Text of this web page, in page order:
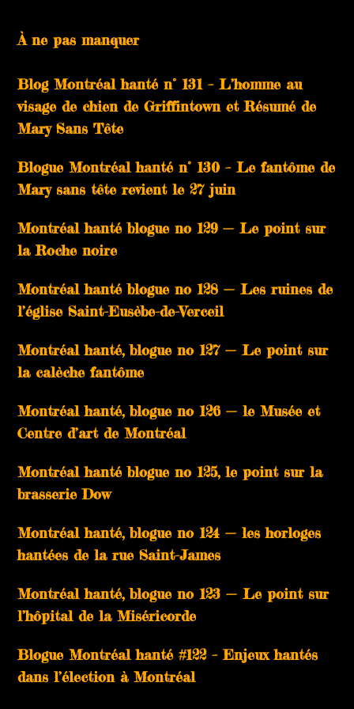
À ne pas manquer
Blog Montréal hanté n° 131 – L’homme au
visage de chien de Griffintown et Résumé de
Mary Sans Tête
Blogue Montréal hanté n° 130 – Le fantôme de
Mary sans tête revient le 27 juin
Montréal hanté blogue no 129 — Le point sur
la Roche noire
Montréal hanté blogue no 128 — Les ruines de
l’église Saint-Eusèbe-de-Verceil
Montréal hanté, blogue no 127 — Le point sur
la calèche fantôme
Montréal hanté, blogue no 126 — le Musée et
Centre d’art de Montréal
Montréal hanté blogue no 125, le point sur la
brasserie Dow
Montréal hanté, blogue no 124 — les horloges
hantées de la rue Saint-James
Montréal hanté, blogue no 123 — Le point sur
l’hôpital de la Miséricorde
Blogue Montréal hanté #122 – Enjeux hantés
dans l’élection à Montréal